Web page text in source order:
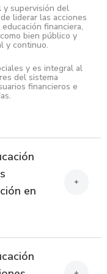
y supervisión del
liderar las acciones
financiera,
bien público y
y continuo.
y es integral al
del sistema
financieros e
en
+
servicios y